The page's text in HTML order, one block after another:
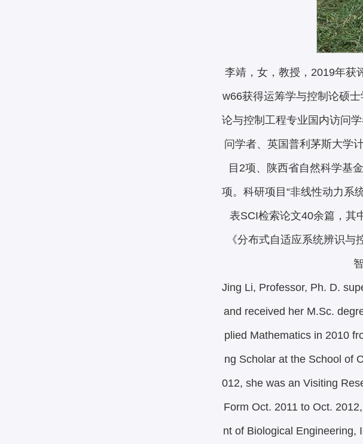
李靖，女，教授，2019年获
w66获得运筹学与控制论硕
论与控制工程专业国内访问
问学者、英国普利茅斯大学
目2项、陕西省自然科学基
项。科研项目“非线性动力系
表SCI检索论文40余篇，其
《分布式自适应系统辨识
Jing Li, Professor, Ph. D.
and received her M.Sc.
plied Mathematics in 2010
ng Scholar at the School of
012, she was an Visiting
Form Oct. 2011 to Oct.
nt of Biological Engineering,